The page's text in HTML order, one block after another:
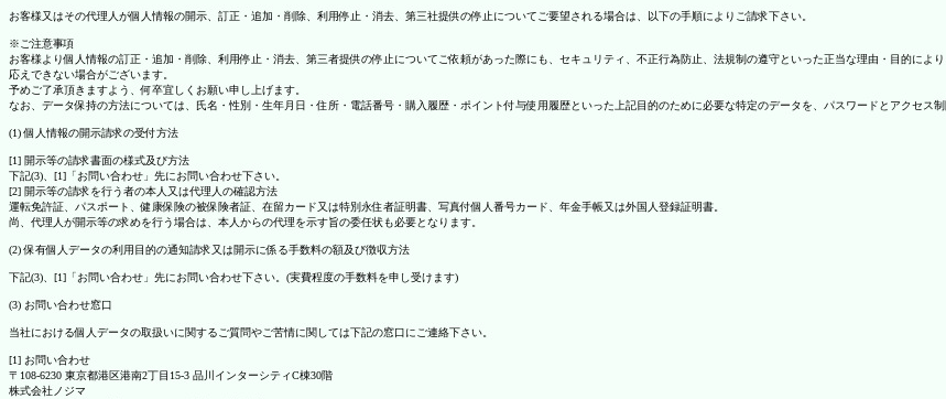
お客様又はその代理人が個人情報の開示、訂正・追加・削除、利用停止・消去、第三社提供の停止についてご要望される場合は、以下の手順によりご請求下さい。
※ご注意事項
お客様より個人情報の訂正・追加・削除、利用停止・消去、第三者提供の停止についてご依頼があった際にも、セキュリティ、不正行為防止、法規制の遵守といった正当な理由・目的に
応えできない場合がございます。
予めご了承頂きますよう、何卒宜しくお願い申し上げます。
なお、データ保持の方法については、氏名・性別・生年月日・住所・電話番号・購入履歴・ポイント付与使用履歴といった上記目的のために必要な特定のデータを、パスワードとアクセス
(1) 個人情報の開示請求の受付方法
[1] 開示等の請求書面の様式及び方法
下記(3)、[1]「お問い合わせ」先にお問い合わせ下さい。
[2] 開示等の請求を行う者の本人又は代理人の確認方法
運転免許証、パスポート、健康保険の被保険者証、在留カード又は特別永住者証明書、写真付個人番号カード、年金手帳又は外国人登録証明書。
尚、代理人が開示等の求めを行う場合は、本人からの代理を示す旨の委任状も必要となります。
(2) 保有個人データの利用目的の通知請求又は開示に係る手数料の額及び徴収方法
下記(3)、[1]「お問い合わせ」先にお問い合わせ下さい。(実費程度の手数料を申し受けます)
(3) お問い合わせ窓口
当社における個人データの取扱いに関するご質問やご苦情に関しては下記の窓口にご連絡下さい。
[1] お問い合わせ
〒108-6230 東京都港区港南2丁目15-3 品川インターシティC棟30階
株式会社ノジマ